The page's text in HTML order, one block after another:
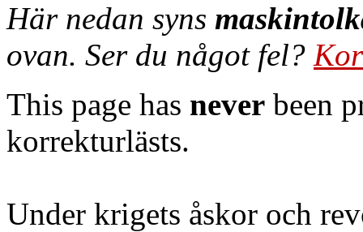
Här nedan syns
ovan. Ser du något fel?
This page has never been
korrekturlästs.
Under krigets åskor och